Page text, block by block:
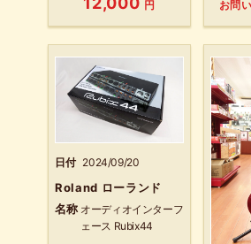
円 お問
日付 2024/09/20
Roland ローランド
名称 オーディオインターフ
ェース Rubix44